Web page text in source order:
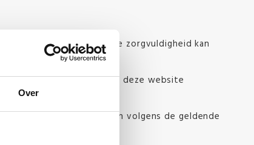
Over
ondanks de betrachte zorgvuldigheid kan
het gebruik van de op deze website
niet is toegestaan volgens de geldende